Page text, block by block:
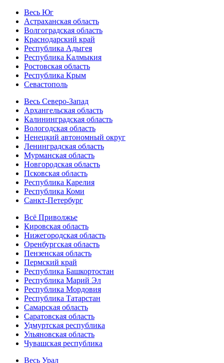
Весь Юг
Астраханская область
Волгоградская область
Краснодарский край
Республика Адыгея
Республика Калмыкия
Ростовская область
Республика Крым
Севастополь
Весь Северо-Запад
Архангельская область
Калининградская область
Вологодская область
Ненецкий автономный округ
Ленинградская область
Мурманская область
Новгородская область
Псковская область
Республика Карелия
Республика Коми
Санкт-Петербург
Всё Приволжье
Кировская область
Нижегородская область
Оренбургская область
Пензенская область
Пермский край
Республика Башкортостан
Республика Марий Эл
Республика Мордовия
Республика Татарстан
Самарская область
Саратовская область
Удмуртская республика
Ульяновская область
Чувашская республика
Весь Урал